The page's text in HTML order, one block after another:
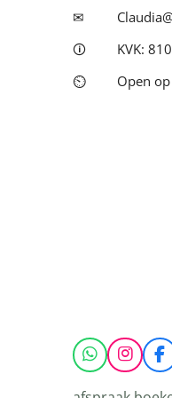
✉
🛈
KVK:
⏲
Open
W
h
a
I
n
s
F
a
c